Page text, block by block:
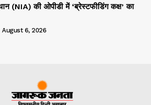
(NIA) की ओपीडी में ‘ब्रेस्टफीडिंग कक्ष’ का
August 6, 2026